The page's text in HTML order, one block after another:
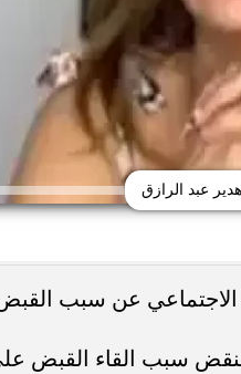
هدير عبد الرازق
الاجتماعي عن سبب
سبب القاء القبض
وفاة ممرضة
ينعونها